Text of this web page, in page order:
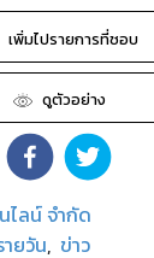
เพิ่มไปรายการที่ชอบ
ดูตัวอย่าง
ไลน์ จำกัด
ยวัน, ข่าว